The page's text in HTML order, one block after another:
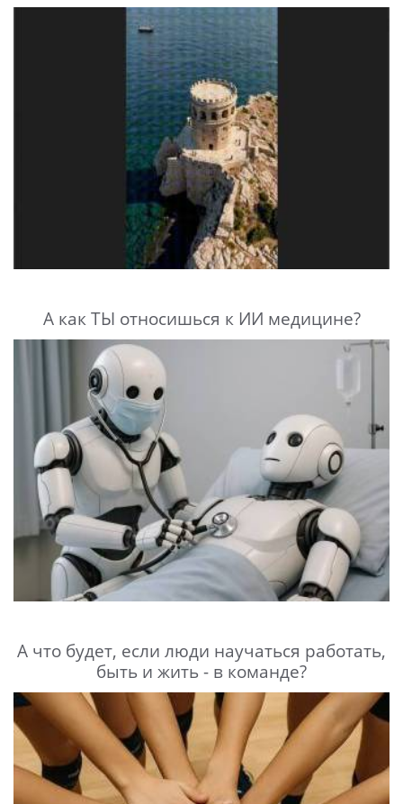
А как ТЫ относишься к ИИ медицине?
А что будет, если люди научаться работать,
быть и жить - в команде?